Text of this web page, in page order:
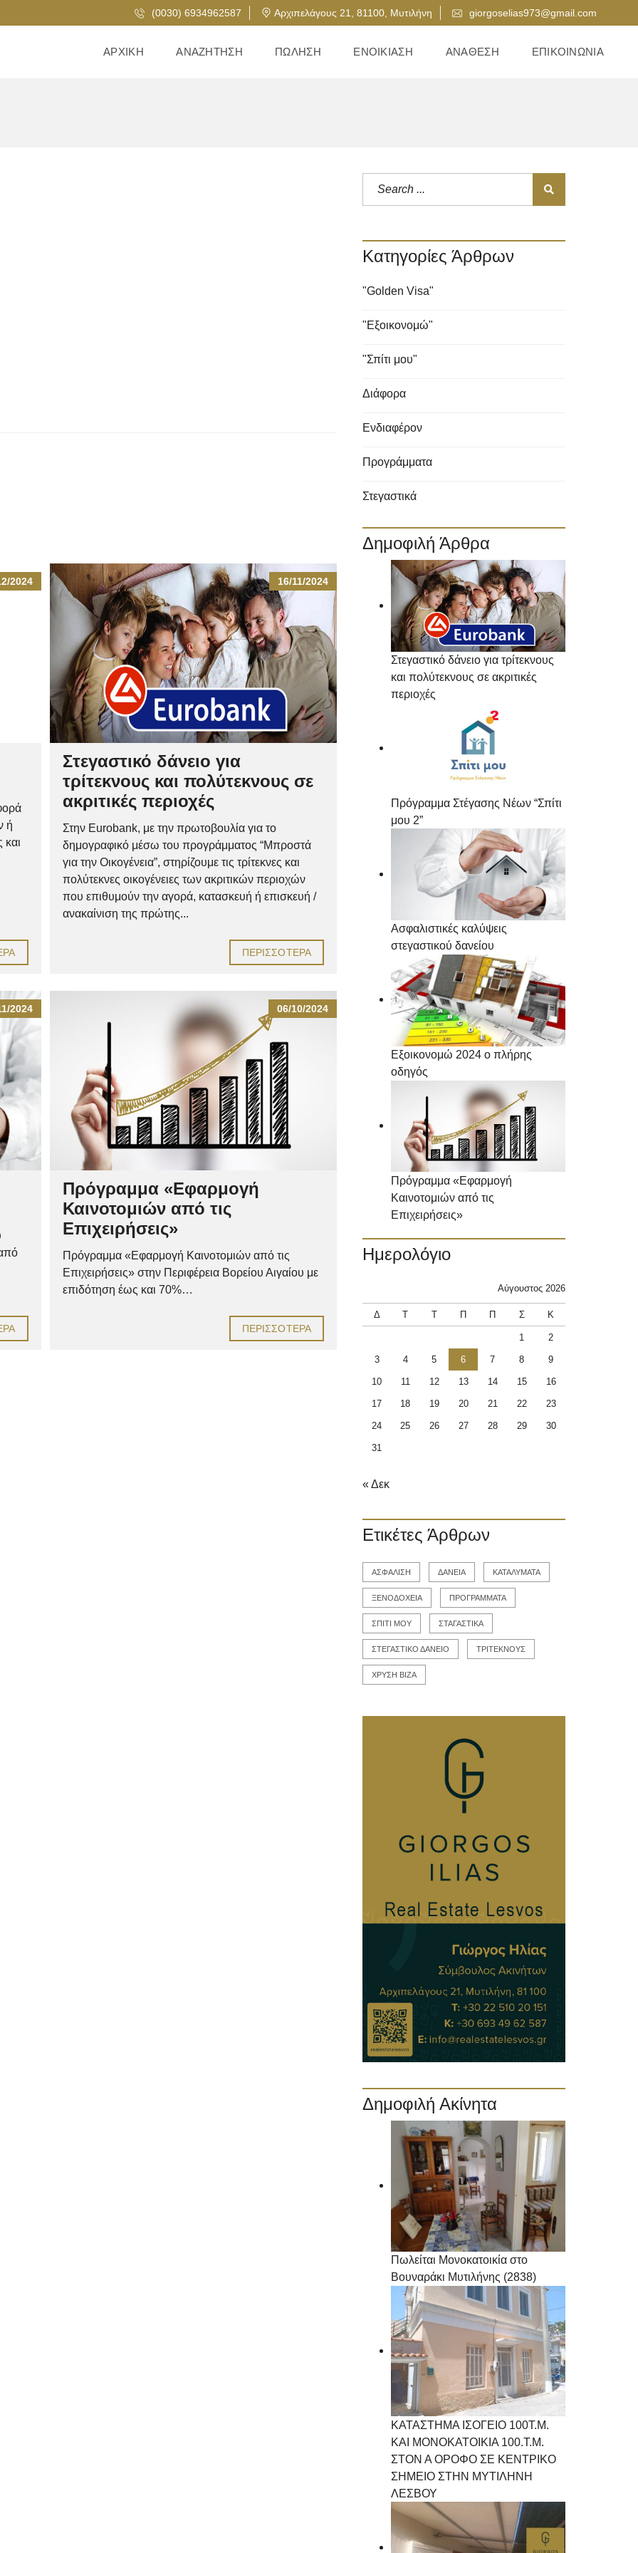
(0030) 6934962587 Αρχιπελάγους 21, 81100, Μυτιλήνη giorgoselias973@gmail.com
ΑΡΧΙΚΉ ΑΝΑΖΉΤΗΣΗ ΠΏΛΗΣΗ ΕΝΟΙΚΊΑΣΗ ΑΝΆΘΕΣΗ ΕΠΙΚΟΙΝΩΝΊΑ
2024
ή
και
16/11/2024
Στεγαστικό δάνειο για
τρίτεκνους και πολύτεκνους σε
ακριτικές περιοχές
Στην Eurobank, με την πρωτοβουλία για το
δημογραφικό μέσω του προγράμματος “Μπροστά
για την Οικογένεια”, στηρίζουμε τις τρίτεκνες και
πολύτεκνες οικογένειες των ακριτικών περιοχών
που επιθυμούν την αγορά, κατασκευή ή επισκευή /
ανακαίνιση της πρώτης...
ΠΕΡΙΣΣΌΤΕΡΑ
2024 06/10/2024
Πρόγραμμα «Εφαρμογή
Καινοτομιών από τις
Επιχειρήσεις»
Πρόγραμμα «Εφαρμογή Καινοτομιών από τις
Επιχειρήσεις» στην Περιφέρεια Βορείου Αιγαίου με
επιδότηση έως και 70%…
ΠΕΡΙΣΣΌΤΕΡΑ
Κατηγορίες Άρθρων
"Golden Visa"
"Εξοικονομώ"
"Σπίτι μου"
Διάφορα
Ενδιαφέρον
Προγράμματα
Στεγαστικά
Δημοφιλή Άρθρα
Στεγαστικό δάνειο για τρίτεκνους
και πολύτεκνους σε ακριτικές
περιοχές
Πρόγραμμα Στέγασης Νέων “Σπίτι
μου 2”
Ασφαλιστικές καλύψεις
στεγαστικού δανείου
Εξοικονομώ 2024 ο πλήρης
οδηγός
Πρόγραμμα «Εφαρμογή
Καινοτομιών από τις
Επιχειρήσεις»
Ημερολόγιο
Αύγουστος 2026
Δ Τ Τ Π Π Σ Κ
1 2
3 4 5 6 7 8 9
10 11 12 13 14 15 16
17 18 19 20 21 22 23
24 25 26 27 28 29 30
31
« Δεκ
Ετικέτες Άρθρων
ΑΣΦΑΛΙΣΗ ΔΑΝΕΙΑ ΚΑΤΑΛΥΜΑΤΑ
ΞΕΝΟΔΟΧΕΙΑ ΠΡΟΓΡΑΜΜΑΤΑ
ΣΠΙΤΙ ΜΟΥ ΣΤΑΓΑΣΤΙΚΑ
ΣΤΕΓΑΣΤΙΚΟ ΔΑΝΕΙΟ ΤΡΙΤΕΚΝΟΥΣ
ΧΡΥΣΗ ΒΙΖΑ
Δημοφιλή Ακίνητα
Πωλείται Μονοκατοικία στο
Βουναράκι Μυτιλήνης (2838)
ΚΑΤΑΣΤΗΜΑ ΙΣΟΓΕΙΟ 100Τ.Μ.
ΚΑΙ ΜΟΝΟΚΑΤΟΙΚΙΑ 100.Τ.Μ.
ΣΤΟΝ Α ΟΡΟΦΟ ΣΕ ΚΕΝΤΡΙΚΟ
ΣΗΜΕΙΟ ΣΤΗΝ ΜΥΤΙΛΗΝΗ
ΛΕΣΒΟΥ